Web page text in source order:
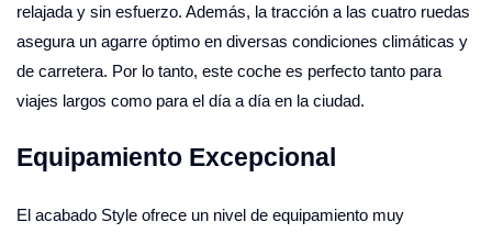
relajada y sin esfuerzo. Además, la tracción a las cuatro ruedas
asegura un agarre óptimo en diversas condiciones climáticas y
de carretera. Por lo tanto, este coche es perfecto tanto para
viajes largos como para el día a día en la ciudad.
Equipamiento Excepcional
El acabado Style ofrece un nivel de equipamiento muy